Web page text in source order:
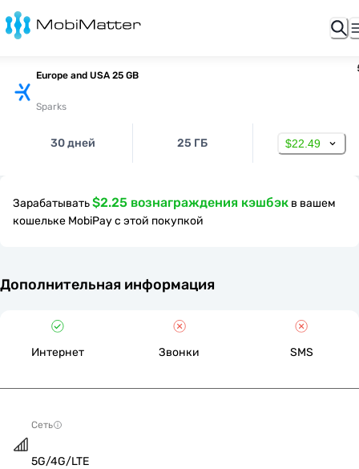
Europe and USA 25 GB
Sparks
30 дней 25 ГБ $22.49
Зарабатывать$2.25 вознаграждения кэшбэк в вашем
кошельке MobiPay с этой покупкой
Дополнительная информация
Интернет Звонки SMS
Сеть
5G/4G/LTE